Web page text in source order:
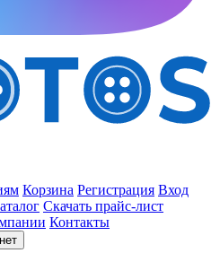
Корзина Регистрация Вход
Скачать прайс-лист
Контакты